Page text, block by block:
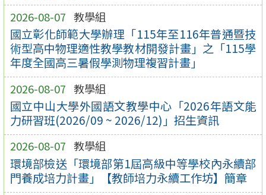
2026-08-07 教學組
國立彰化師範大學辦理「115年至116年普通暨技
術型高中物理適性教學教材開發計畫」之「115學
年度全國高三暑假學測物理複習計畫」
2026-08-07 教學組
國立中山大學外國語文教學中心「2026年語文能
力研習班(2026/09 ~ 2026/12)」招生資訊
2026-08-07 教學組
環境部檢送「環境部第1屆高級中等學校內永續部
門養成培力計畫」【教師培力永續工作坊】簡章